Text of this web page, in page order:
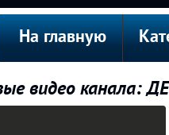
На главную
видео канала: